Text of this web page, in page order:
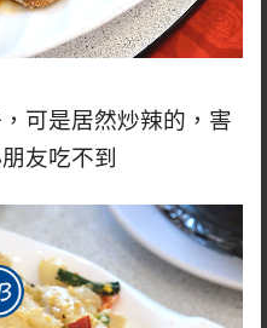
可是居然炒辣的，害
友吃不到